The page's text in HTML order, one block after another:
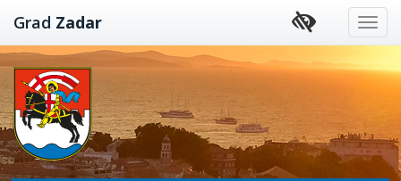
Preskoči
na
sadržaj
Grad Zadar